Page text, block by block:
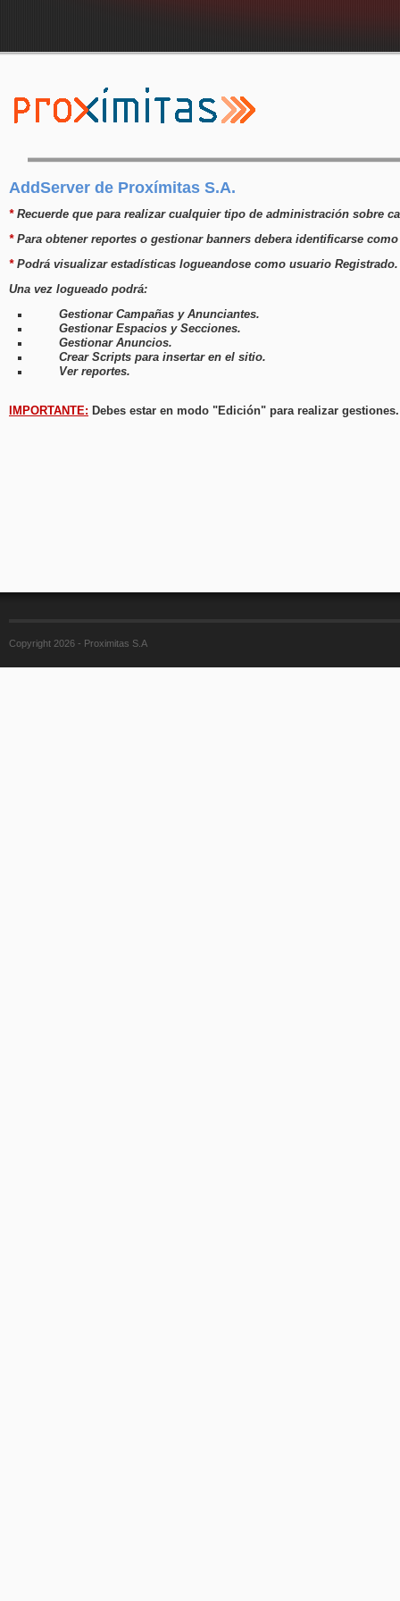
AddServer de Proxímitas S.A.
*Recuerde que para realizar cualquier tipo de administración sobre
*Para obtener reportes o gestionar banners debera identificarse
*Podrá visualizar estadísticas logueandose como usuario Registrado.
Una vez logueado podrá:
Gestionar Campañas y Anunciantes.
Gestionar Espacios y Secciones.
Gestionar Anuncios.
Crear Scripts para insertar en el sitio.
Ver reportes.
IMPORTANTE: Debes estar en modo "Edición" para realizar gestiones.
Copyright 2026 - Proximitas S.A